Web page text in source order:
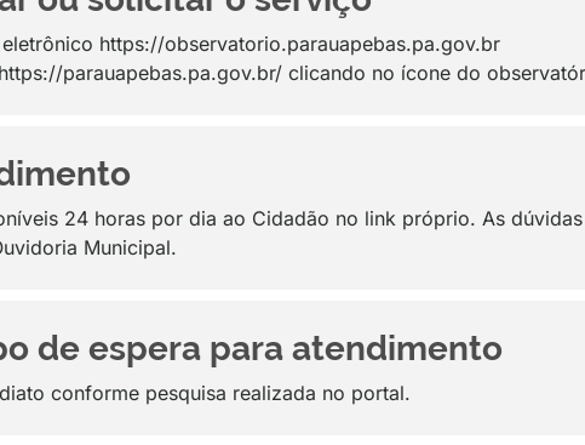
https://observatorio.parauapebas.pa.gov.br
parauapebas.pa.gov.br/ clicando no ícone do
24 horas por dia ao Cidadão no link próprio. As
Municipal.
de espera para atendimento
conforme pesquisa realizada no portal.